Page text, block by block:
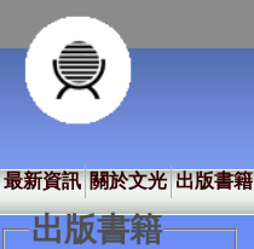
最新資訊 關於文光 出版書籍
出版書籍